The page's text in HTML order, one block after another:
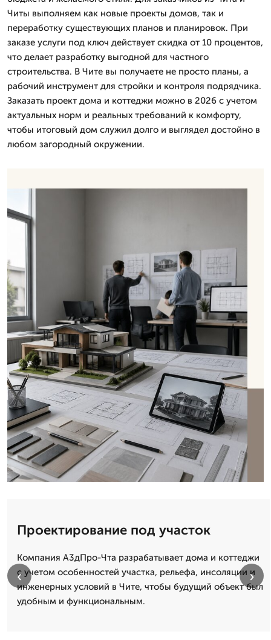
Читы выполняем как новые проекты домов, так и
переработку существующих планов и планировок. При
заказе услуги под ключ действует скидка от 10 процентов,
что делает разработку выгодной для частного
строительства. В Чите вы получаете не просто планы, а
рабочий инструмент для стройки и контроля подрядчика.
Заказать проект дома и коттеджи можно в 2026 с учетом
актуальных норм и реальных требований к комфорту,
чтобы итоговый дом служил долго и выглядел достойно в
любом загородный окружении.
Проектирование под участок
Компания А3дПро-Чта разрабатывает дома и коттеджи
с учетом особенностей участка, рельефа, инсоляции и
инженерных условий в Чите, чтобы будущий объект был
удобным и функциональным.
‹ ›